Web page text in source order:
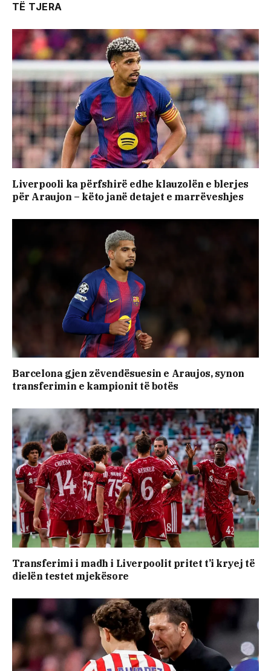
TË TJERA
Liverpooli ka përfshirë edhe klauzolën e blerjes
për Araujon – këto janë detajet e marrëveshjes
Barcelona gjen zëvendësuesin e Araujos, synon
transferimin e kampionit të botës
Transferimi i madh i Liverpoolit pritet t’i kryej të
dielën testet mjekësore